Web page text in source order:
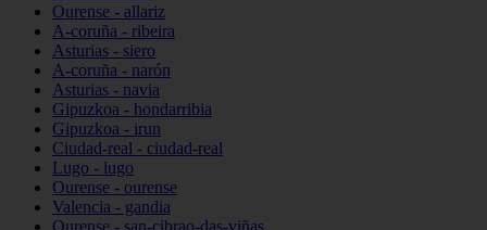
Ourense - allariz
A-coruña - ribeira
Asturias - siero
A-coruña - narón
Asturias - navia
Gipuzkoa - hondarribia
Gipuzkoa - irun
Ciudad-real - ciudad-real
Lugo - lugo
Ourense - ourense
Valencia - gandia
Ourense - san-cibrao-das-viñas